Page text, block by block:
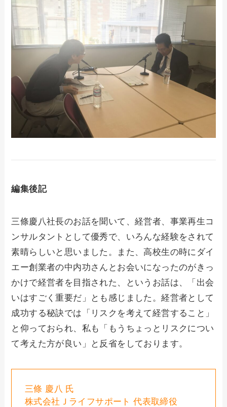
編集後記
三條慶八社長のお話を聞いて、経営者、事業再生コ
ンサルタントとして優秀で、いろんな経験をされて
素晴らしいと思いました。また、高校生の時にダイ
エー創業者の中内功さんとお会いになったのがきっ
かけで経営者を目指された、というお話は、「出会
いはすごく重要だ」とも感じました。経営者として
成功する秘訣では「リスクを考えて経営すること」
と仰っておられ、私も「もうちょっとリスクについ
て考えた方が良い」と反省をしております。
三條 慶八 氏
株式会社Ｊライフサポート 代表取締役